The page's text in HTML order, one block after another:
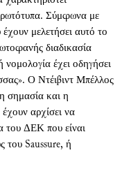
Σύμφωνα με
μελετήσει αυτό το
διαδικασία
έχει οδηγήσει
Ο Ντέιβιντ Μπέλλος
σημασία και η
αρχίσει να
του ΔΕΚ που είναι
του Saussure, ή